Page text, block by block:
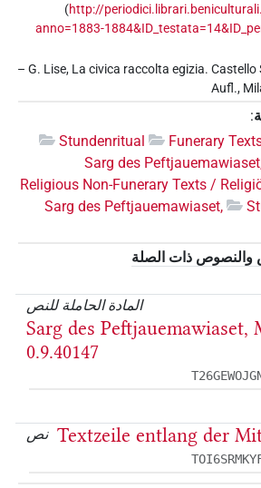
(http://
anno=1883-
– G. Lise, La civica raccolta egizia.
Aufl.,
:
Funerary
Stundenritual
Sarg des
Religious Non-Funerary Texts /
Sarg des Peftjauemawiaset,
والنصوص ذات الصلة
المادة الحاملة للنص
Sarg des Peftjauemawiaset,
0.9.40147
نص Textzeile entlang der